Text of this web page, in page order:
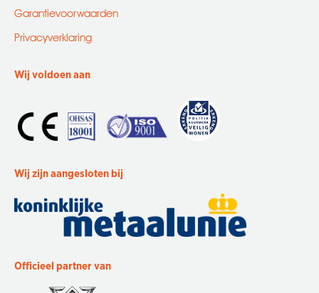
Garantievoorwaarden
Privacyverklaring
Wij voldoen aan
Wij zijn aangesloten bij
Officieel partner van